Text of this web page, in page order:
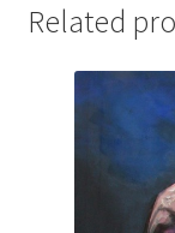
Related